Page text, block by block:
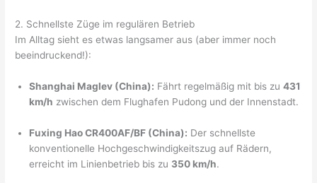
2. Schnellste Züge im regulären Betrieb
Im Alltag sieht es etwas langsamer aus (aber immer noch
beeindruckend!):
Shanghai Maglev (China): Fährt regelmäßig mit bis zu431
km/h zwischen dem Flughafen Pudong und der Innenstadt.
Fuxing Hao CR400AF/BF (China): Der schnellste
konventionelle Hochgeschwindigkeitszug auf Rädern,
erreicht im Linienbetrieb bis zu 350 km/h.